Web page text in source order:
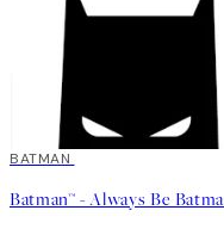
50%*
BATMAN